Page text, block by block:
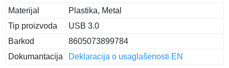
Materijal
Plastika, Metal
Tip proizvoda
USB 3.0
Barkod
8605073899784
Dokumantacija
Deklaracija o usaglašenosti EN